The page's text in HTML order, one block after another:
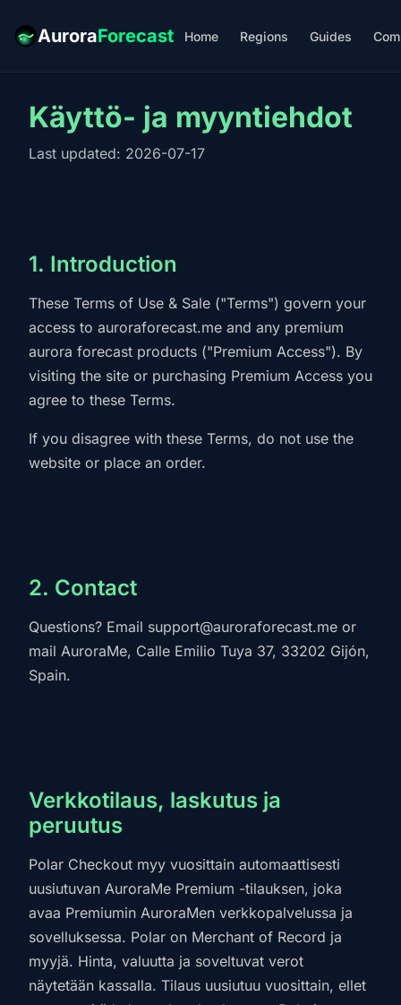
AuroraForecast Home Regions Guides
Käyttö- ja myyntiehdot
Last updated: 2026-07-17
1. Introduction
These Terms of Use & Sale ("Terms") govern your
access to auroraforecast.me and any premium
aurora forecast products ("Premium Access"). By
visiting the site or purchasing Premium Access you
agree to these Terms.
If you disagree with these Terms, do not use the
website or place an order.
2. Contact
Questions? Email support@auroraforecast.me or
mail AuroraMe, Calle Emilio Tuya 37, 33202 Gijón,
Spain.
Verkkotilaus, laskutus ja
peruutus
Polar Checkout myy vuosittain automaattisesti
uusiutuvan AuroraMe Premium -tilauksen, joka
avaa Premiumin AuroraMen verkkopalvelussa ja
sovelluksessa. Polar on Merchant of Record ja
myyjä. Hinta, valuutta ja soveltuvat verot
näytetään kassalla. Tilaus uusiutuu vuosittain, ellet